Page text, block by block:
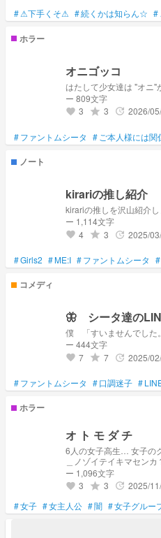
#⚠下手くそ⚠ #続くかは知らん☆ #
ホラー
オニゴッコ
ー 809文字
favorite 3 grade 3 update 2026/
#ファントムシータ # ご本人様には関
ノート
kirariの推し紹介
kirariの推しを沢山紹介し
ー 1,114文字
favorite 4 grade 3 update 2025/
#Girls2 #ME:I #ファントムシータ #
コメディ
🦋 シータ達の
僕 「すいませんでした
ー 444文字
favorite 7 grade 7 update 2025/
#ファントムシータ #口調迷子 #
ホラー
オ ト モ ダ チ
6人の女子高生… 女子のグループの大分闇が深いホラーなお話
＿ノゾイテイキマセンカ
ー 1,096文字
favorite 3 grade 3 update 2025/
#女子 #女主人公 #闇 #女子グルー